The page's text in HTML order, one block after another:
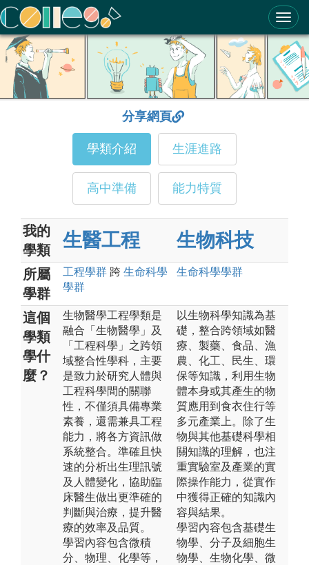
ColleGo! 大學選才與高中育才輔助系統
分享網頁
學類介紹 生涯進路
高中準備 能力特質
我的
學類
生醫工程 生物科技
所屬
學群
工程學群 跨 生命科學
學群
生命科學學群
這個
學類
學什
麼？
生物醫學工程學類是
融合「生物醫學」及
「工程科學」之跨領
域整合性學科，主要
是致力於研究人體與
工程科學間的關聯
性，不僅須具備專業
素養，還需兼具工程
能力，將各方資訊做
系統整合。準確且快
速的分析出生理訊號
及人體變化，協助臨
床醫生做出更準確的
判斷與治療，提升醫
療的效率及品質。
學習內容包含微積
分、物理、化學等，
以生物科學知識為基
礎，整合跨領域如醫
療、製藥、食品、漁
農、化工、民生、環
保等知識，利用生物
體本身或其產生的物
質應用到食衣住行等
多元產業上。除了生
物與其他基礎科學相
關知識的理解，也注
重實驗室及產業的實
際操作能力，從實作
中獲得正確的知識內
容與結果。
學習內容包含基礎生
物學、分子及細胞生
物學、生物化學、微